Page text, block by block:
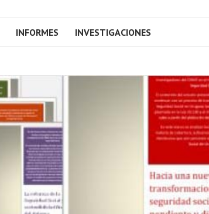
INFORMES INVESTIGACIONES